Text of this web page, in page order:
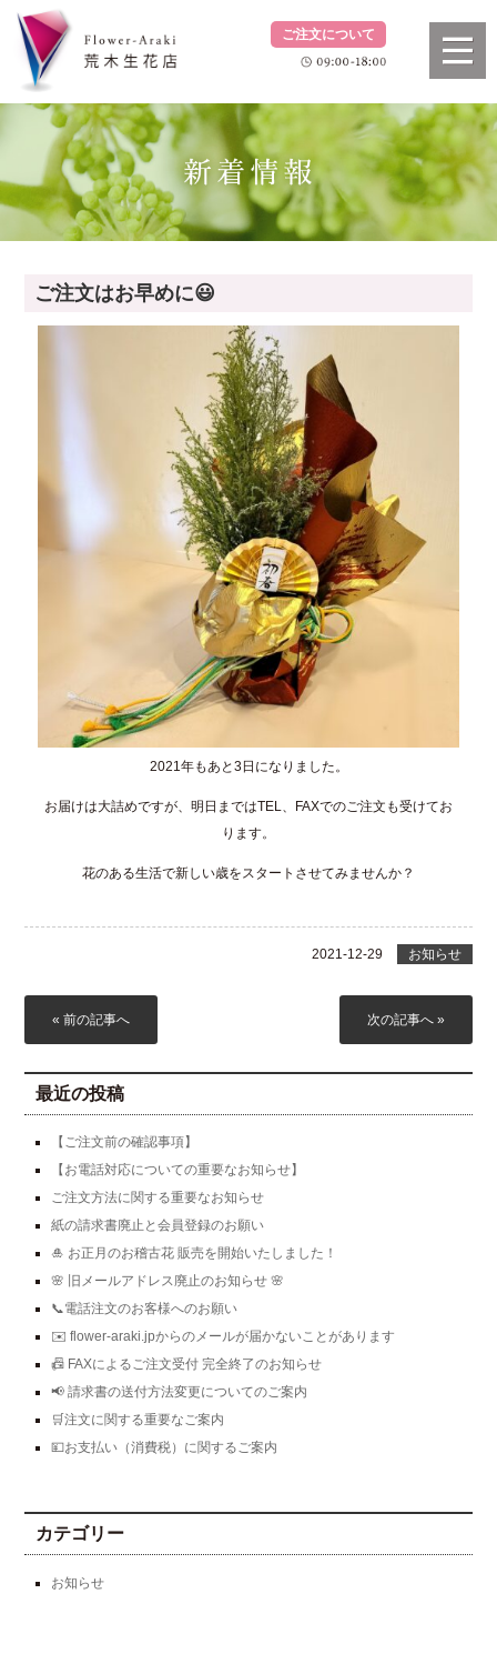
ご注文について
ご注文はお早めに😃
2021年もあと3日になりました。
お届けは大詰めですが、明日まではTEL、FAXでのご注文も受けてお
ります。
花のある生活で新しい歳をスタートさせてみませんか？
2021-12-29 お知らせ
« 前の記事へ 次の記事へ »
最近の投稿
【ご注文前の確認事項】
【お電話対応についての重要なお知らせ】
ご注文方法に関する重要なお知らせ
紙の請求書廃止と会員登録のお願い
🎍 お正月のお稽古花 販売を開始いたしました！
🌸 旧メールアドレス廃止のお知らせ 🌸
📞電話注文のお客様へのお願い
✉️ flower-araki.jpからのメールが届かないことがあります
📠 FAXによるご注文受付 完全終了のお知らせ
📢 請求書の送付方法変更についてのご案内
🛒注文に関する重要なご案内
💴お支払い（消費税）に関するご案内
カテゴリー
お知らせ